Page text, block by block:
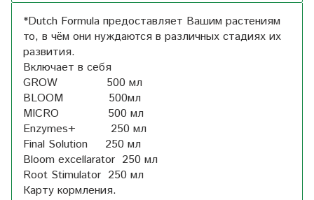
*Dutch Formula предоставляет Вашим растениям
то, в чём они нуждаются в различных стадиях их
развития.
Включает в себя
GROW 500 мл
BLOOM 500мл
MICRO 500 мл
Enzymes+ 250 мл
Final Solution 250 мл
Bloom excellarator 250 мл
Root Stimulator 250 мл
Карту кормления.